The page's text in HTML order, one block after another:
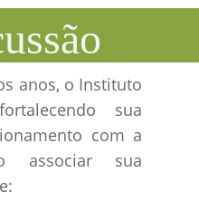
anos, o Instituto
sua
com a
associar sua